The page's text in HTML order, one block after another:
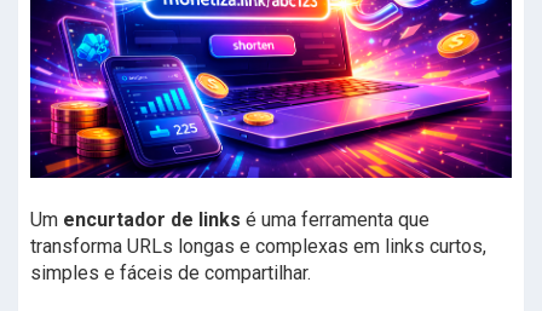
Um encurtador de links é uma ferramenta que
transforma URLs longas e complexas em links curtos,
simples e fáceis de compartilhar.